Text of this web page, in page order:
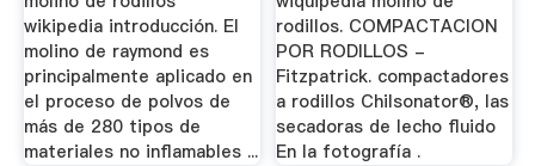
wikipedia introducción. El
molino de raymond es
principalmente aplicado en
el proceso de polvos de
más de 280 tipos de
materiales no inflamables ...
rodillos. COMPACTACION
POR RODILLOS -
Fitzpatrick. compactadores
a rodillos Chilsonator®, las
secadoras de lecho fluido
En la fotografía .